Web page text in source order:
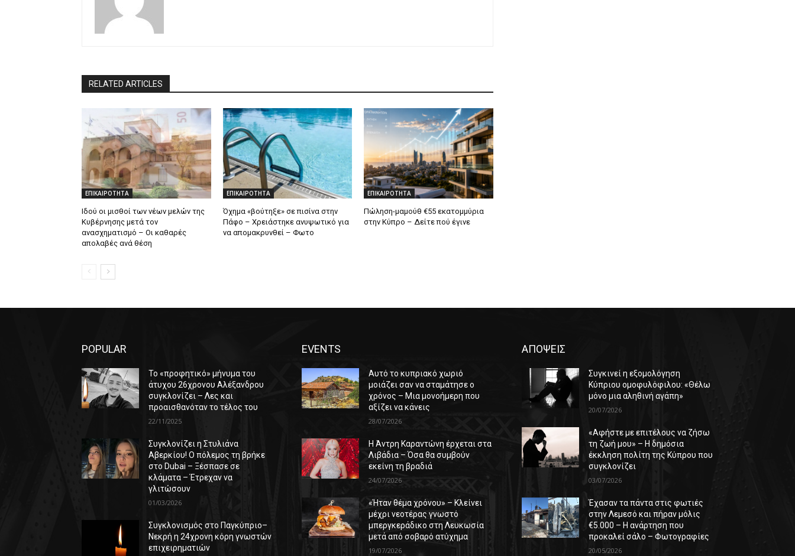
RELATED ARTICLES
ΕΠΙΚΑΙΡΟΤΗΤΑ
Ιδού οι μισθοί των νέων μελών της
Κυβέρνησης μετά τον
ανασχηματισμό – Οι καθαρές
απολαβές ανά θέση
ΕΠΙΚΑΙΡΟΤΗΤΑ
Όχημα «βούτηξε» σε πισίνα στην
Πάφο – Χρειάστηκε ανυψωτικό για
να απομακρυνθεί – Φωτο
ΕΠΙΚΑΙΡΟΤΗΤΑ
Πώληση-μαμούθ €55 εκατομμύρια
στην Κύπρο – Δείτε πού έγινε
POPULAR
Το «προφητικό» μήνυμα του
άτυχου 26χρονου Αλέξανδρου
συγκλονίζει – Λες και
προαισθανόταν το τέλος του
22/11/2025
Συγκλονίζει η Στυλιάνα
Αβερκίου! Ο πόλεμος τη βρήκε
στο Dubai – Ξέσπασε σε
κλάματα – Έτρεχαν να
γλιτώσουν
01/03/2026
Συγκλονισμός στο Παγκύπριο–
Νεκρή η 24χρονη κόρη γνωστών
επιχειρηματιών
EVENTS
Αυτό το κυπριακό χωριό
μοιάζει σαν να σταμάτησε ο
χρόνος – Μια μονοήμερη που
αξίζει να κάνεις
28/07/2026
Η Άντρη Καραντώνη έρχεται στα
Λιβάδια – Όσα θα συμβούν
εκείνη τη βραδιά
24/07/2026
«Ήταν θέμα χρόνου» – Κλείνει
μέχρι νεοτέρας γνωστό
μπεργκεράδικο στη Λευκωσία
μετά από σοβαρό ατύχημα
19/07/2026
ΑΠΟΨΕΙΣ
Συγκινεί η εξομολόγηση
Κύπριου ομοφυλόφιλου: «Θέλω
μόνο μια αληθινή αγάπη»
20/07/2026
«Αφήστε με επιτέλους να ζήσω
τη ζωή μου» – Η δημόσια
έκκληση πολίτη της Κύπρου που
συγκλονίζει
03/07/2026
Έχασαν τα πάντα στις φωτιές
στην Λεμεσό και πήραν μόλις
€5.000 – Η ανάρτηση που
προκαλεί σάλο – Φωτογραφίες
20/05/2026